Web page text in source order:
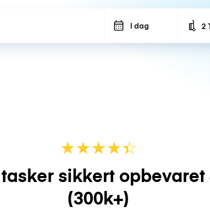
I dag 2
★★★★☆
★
sikkert opbevaret
(300k+)